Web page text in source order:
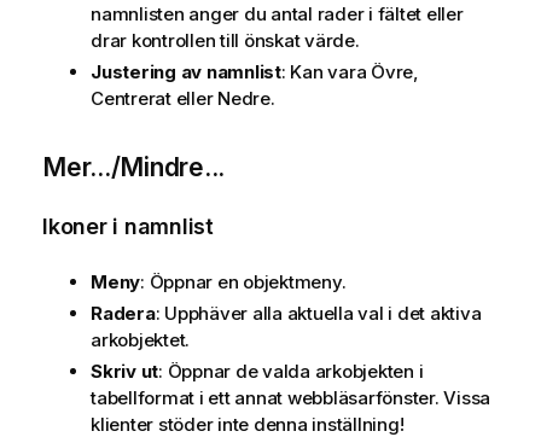
namnlisten anger du antal rader i fältet eller
drar kontrollen till önskat värde.
Justering av namnlist: Kan vara Övre,
Centrerat eller Nedre.
Mer.../Mindre...
Ikoner i namnlist
Meny: Öppnar en objektmeny.
Radera: Upphäver alla aktuella val i det aktiva
arkobjektet.
Skriv ut: Öppnar de valda arkobjekten i
tabellformat i ett annat webbläsarfönster. Vissa
klienter stöder inte denna inställning!